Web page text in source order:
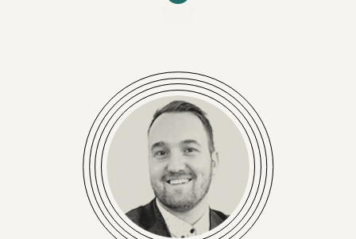
der heute 19-Jährige bereits während seiner
Schulzeit mitgegründet hat. Heinisch und
sein Team helfen Unternehmen dabei, die
skeptische Gen Z besser zu verstehen und
auf den verschiedenen Plattformen zu
erreichen.